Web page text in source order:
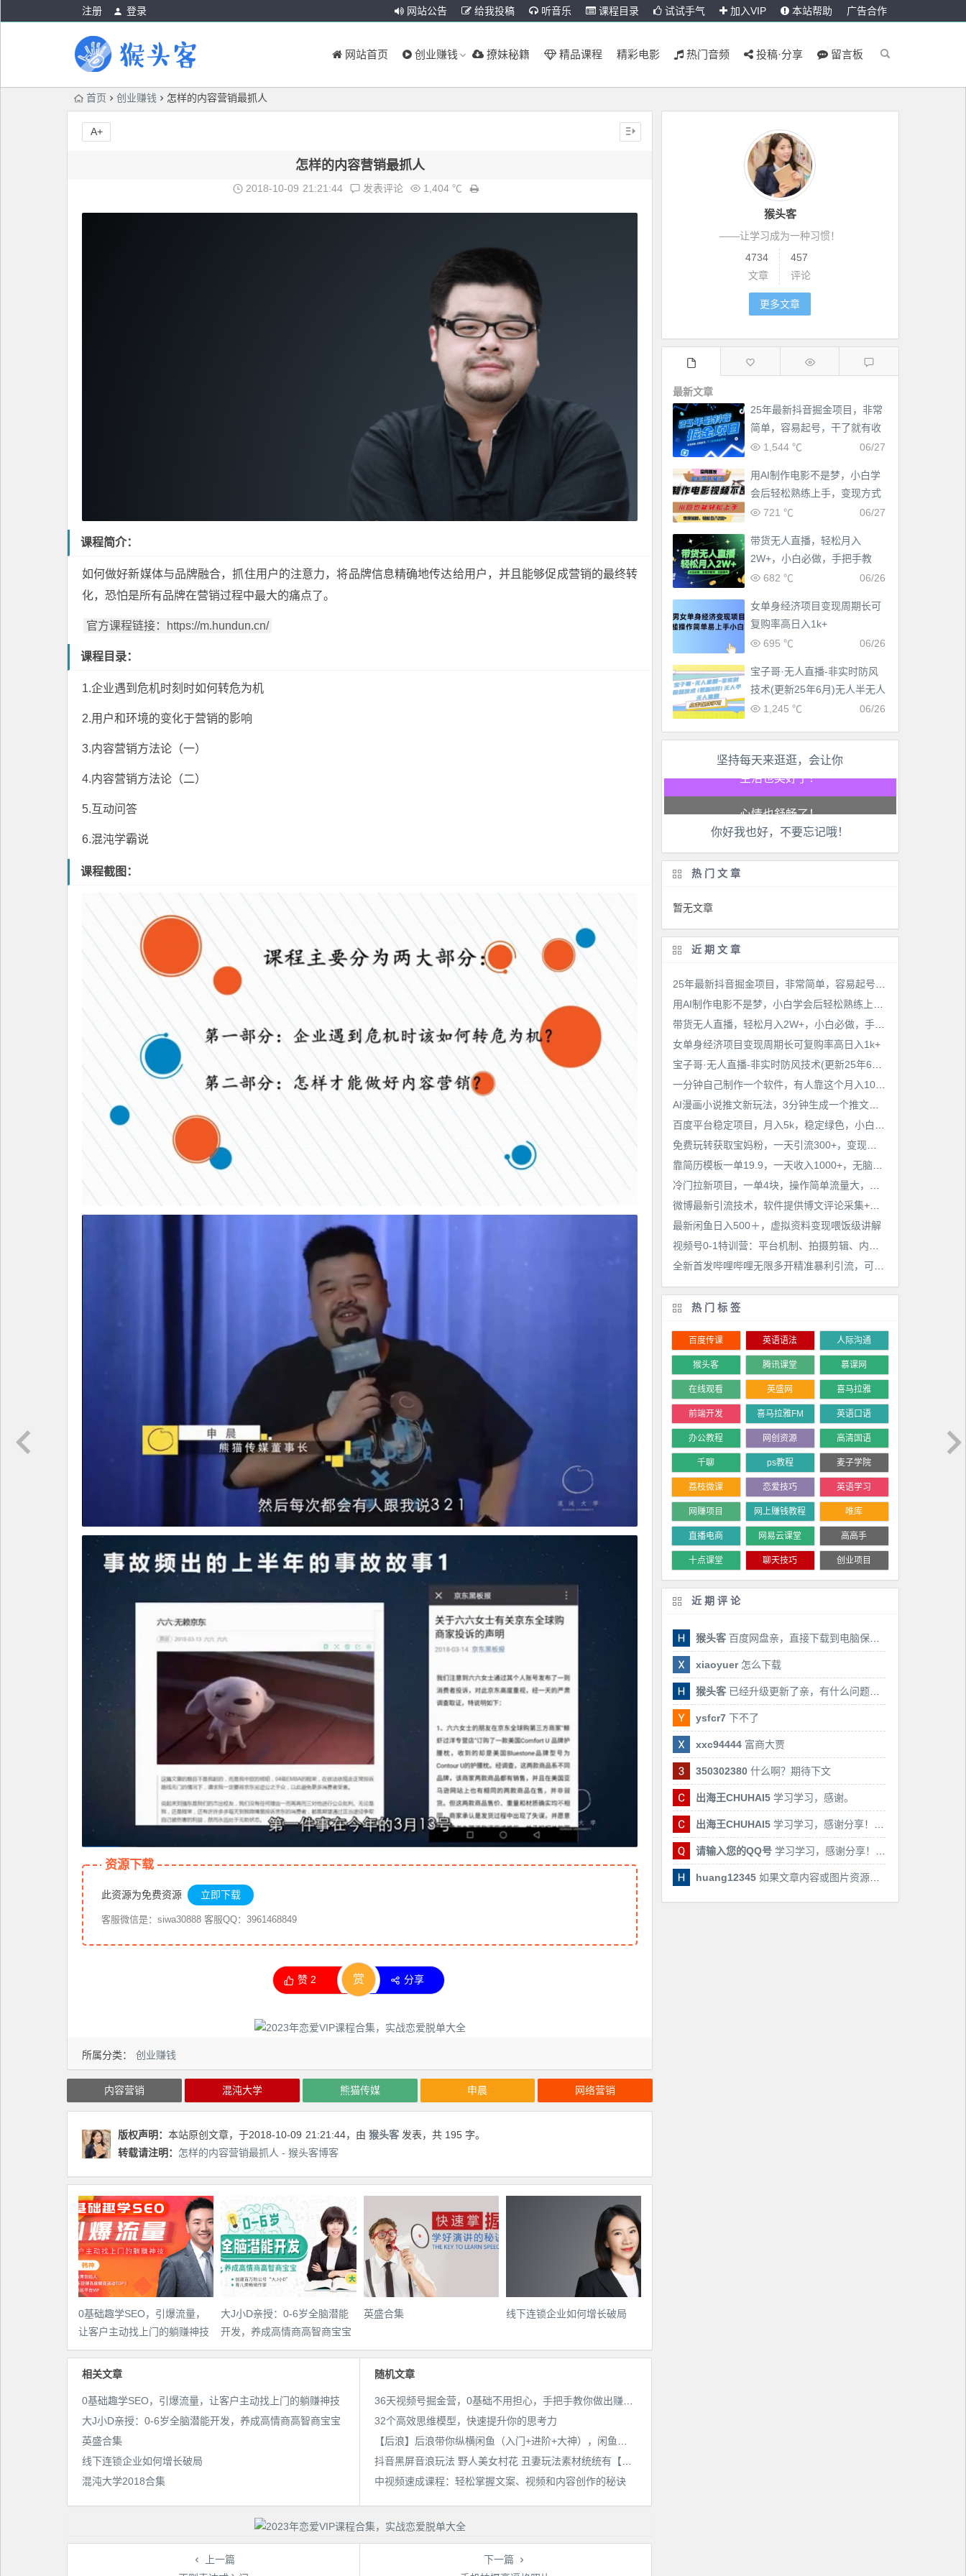
注册 登录 网站公告 给我投稿 听音乐 课程目录 试试手气 加入VIP 本站帮助 广告合作
网站首页 创业赚钱 撩妹秘籍 精品课程 精彩电影 热门音频 投稿·分享 留言板
首页 创业赚钱 怎样的内容营销最抓人
怎样的内容营销最抓人
2018-10-09 21:21:44 发表评论 1,404 ℃
课程简介：
如何做好新媒体与品牌融合，抓住用户的注意力，将品牌信息精确地传达给用户，并且能够促成营销的最终转
化，恐怕是所有品牌在营销过程中最大的痛点了。
官方课程链接：https://m.hundun.cn/
课程目录：
1.企业遇到危机时刻时如何转危为机
2.用户和环境的变化于营销的影响
3.内容营销方法论（一）
4.内容营销方法论（二）
5.互动问答
6.混沌学霸说
课程截图：
资源下载
此资源为免费资源 立即下载
客服微信是：siwa30888 客服QQ：3961468849
赞2 赏 分享
A+
所属分类： 创业赚钱
内容营销 混沌大学 熊猫传媒 申晨 网络营销
版权声明： 本站原创文章，于2018-10-09 21:21:44，由 猴头客 发表，共 195 字。
转载请注明： 怎样的内容营销最抓人 - 猴头客博客
0基础趣学SEO，引爆流量，
让客户主动找上门的躺赚神技
大J小D亲授：0-6岁全脑潜能
开发，养成高情商高智商宝宝
英盛合集 线下连锁企业如何增长破局
相关文章
0基础趣学SEO，引爆流量，让客户主动找上门的躺赚神技
大J小D亲授：0-6岁全脑潜能开发，养成高情商高智商宝宝
英盛合集
线下连锁企业如何增长破局
混沌大学2018合集
随机文章
36天视频号掘金营，0基础不用担心，手把手教你做出赚钱视频号，开启高薪副业！
32个高效思维模型，快速提升你的思考力
【后浪】后浪带你纵横闲鱼（入门+进阶+大神），闲鱼最新玩法，1小时发百单，简单粗暴
抖音黑屏音浪玩法 野人美女村花 丑妻玩法素材统统有【教程+素材】
中视频速成课程：轻松掌握文案、视频和内容创作的秘诀
上一篇
下一篇
猴头客
——让学习成为一种习惯！
4734
文章
457
评论
更多文章
最新文章
25年最新抖音掘金项目，非常
简单，容易起号，干了就有收
益那种
06/27
1,544 ℃
用AI制作电影不是梦，小白学
会后轻松熟练上手，变现方式
多样，日入2张+
06/27
721 ℃
带货无人直播，轻松月入
2W+，小白必做，手把手教
学，无脑操作(附学习资料)06/26
682 ℃
女单身经济项目变现周期长可
复购率高日入1k+
06/26
695 ℃
宝子哥·无人直播-非实时防风
技术(更新25年6月)无人半无人
直播
06/26
1,245 ℃
坚持每天来逛逛，会让你
工作也轻松了！
生活也美好了！
心情也舒畅了！
腿也不痛了！
工作也轻松了！
你好我也好，不要忘记哦！
热门文章
暂无文章
近期文章
带货无人直播，轻松月入2W+，小白必做，手把手教学，无脑操作(附学习资料)
女单身经济项目变现周期长可复购率高日入1k+
一分钟自己制作一个软件，有人靠这个月入10W+
AI漫画小说推文新玩法，3分钟生成一个推文视频，保姆级教程【配项目操作和软件教程】
免费玩转获取宝妈粉，一天引流300+，变现超乎你想象
微博最新引流技术，软件提供博文评论采集+私信实现精准引流【揭秘】
最新闲鱼日入500＋，虚拟资料变现喂饭级讲解
全新首发哔哩哔哩无限多开精准暴利引流，可无限多开，抗封首发精品脚本
热门标签
百度传课 英语语法 人际沟通
猴头客 腾讯课堂 慕课网
在线观看 英盛网 喜马拉雅
前端开发 喜马拉雅FM 英语口语
办公教程 网创资源 高清国语
千聊 ps教程 麦子学院
荔枝微课 恋爱技巧 英语学习
网赚项目 网上赚钱教程 唯库
直播电商 网易云课堂 高高手
十点课堂 聊天技巧 创业项目
近期评论
猴头客百度网盘亲，直接下载到电脑保存亲，后期有课还会更新
xiaoyuer怎么下载
猴头客已经升级更新了亲，有什么问题随时联系我！
ysfcr7下不了
xxc94444富商大贾
350302380什么啊？期待下文
出海王CHUHAI5学习学习，感谢。
出海王CHUHAI5学习学习，感谢分享！！！
请输入您的QQ号学习学习，感谢分享！！！
huang12345如果文章内容或图片资源失效，请留言反馈，我